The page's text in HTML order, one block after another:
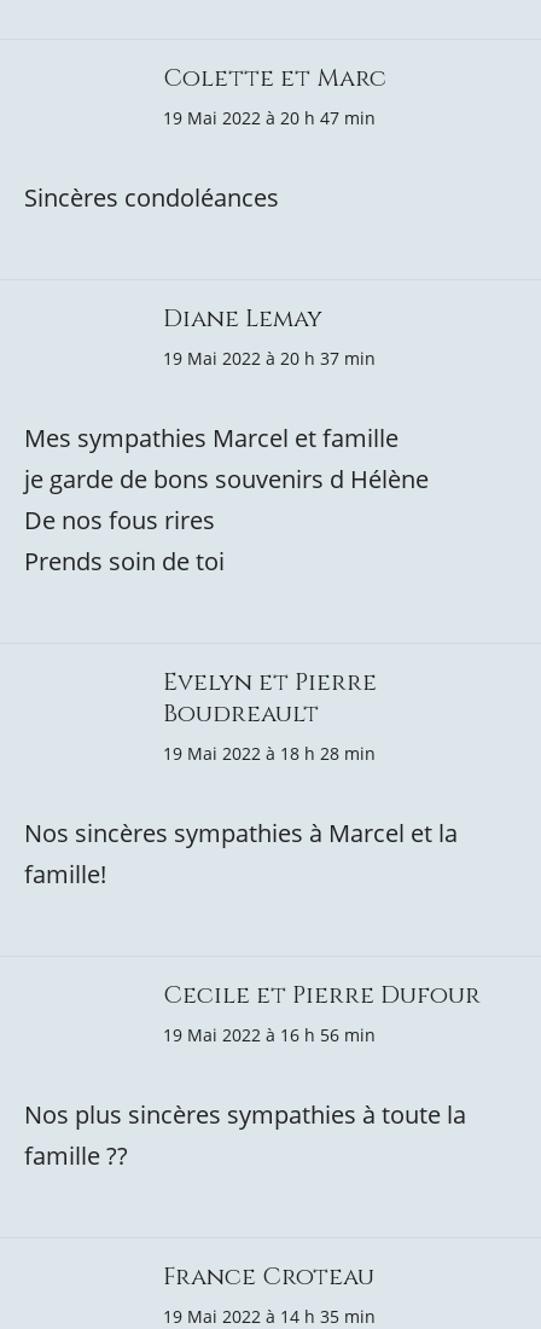
Colette et Marc
19 Mai 2022 à 20 h 47 min
Sincères condoléances
Diane Lemay
19 Mai 2022 à 20 h 37 min
Mes sympathies Marcel et famille
je garde de bons souvenirs d Hélène
De nos fous rires
Prends soin de toi
Evelyn et Pierre
Boudreault
19 Mai 2022 à 18 h 28 min
Nos sincères sympathies à Marcel et la
famille!
Cecile et Pierre Dufour
19 Mai 2022 à 16 h 56 min
Nos plus sincères sympathies à toute la
famille ??
France Croteau
19 Mai 2022 à 14 h 35 min